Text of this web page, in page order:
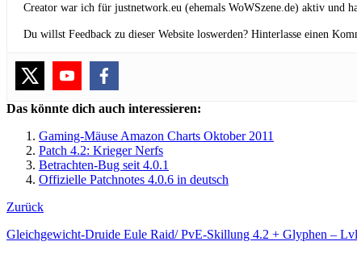
Creator war ich für justnetwork.eu (ehemals WoWSzene.de) aktiv und
Du willst Feedback zu dieser Website loswerden? Hinterlasse einen
Das könnte dich auch interessieren:
Gaming-Mäuse Amazon Charts Oktober 2011
Patch 4.2: Krieger Nerfs
Betrachten-Bug seit 4.0.1
Offizielle Patchnotes 4.0.6 in deutsch
Zurück
Gleichgewicht-Druide Eule Raid/ PvE-Skillung 4.2 + Glyphen –